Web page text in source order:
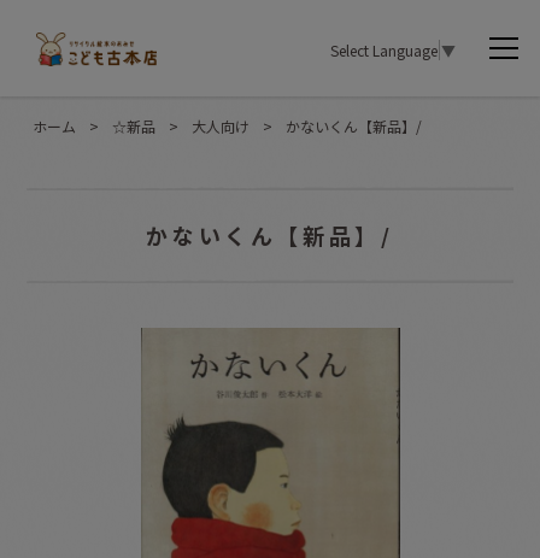
Select Language▼
ホーム > ☆新品 > 大人向け > かないくん【新品】/
かないくん【新品】/